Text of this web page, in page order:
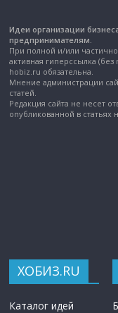
Идеи организации
предпринимателям.
При полной и/или
активная гиперссылка
hobiz.ru обязательна.
Мнение администрации
статей.
Редакция сайта не несет
опубликованной в статьях
ХОБИЗ.RU
Каталог идей